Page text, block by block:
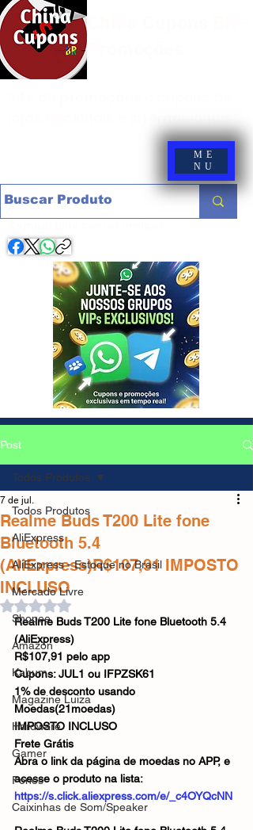
ME
NU
Post
Todos Produtos
AliExpress
AliExpress - Estoque no Brasil
Mercado Livre
Shopee
Amazon
Kabum
Magazine Luiza
Hardware
Gamer
Fones
Caixinhas de Som/Speaker
Todos Produtos
Realme Buds T200 Lite fone
Bluetooth 5.4
(AliExpress)R$107,91 IMPOSTO
INCLUSO
7 de jul.
Avaliado com NaN de 5 estrelas.
Realme Buds T200 Lite fone Bluetooth 5.4
(AliExpress)
R$107,91 pelo app
Cupons: JUL1 ou IFPZSK61
1% de desconto usando
Moedas(21moedas)
IMPOSTO INCLUSO
Frete Grátis
Abra o link da página de moedas no APP, e
acesse o produto na lista:
https://s.click.aliexpress.com/e/_c4OYQcNN